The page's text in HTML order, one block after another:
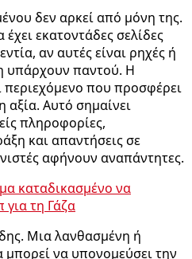
δεν αρκεί από μόνη της.
εκατοντάδες σελίδες
αν αυτές είναι ρηχές ή
υπάρχουν παντού. Η
περιεχόμενο που προσφέρει
αξία. Αυτό σημαίνει
πληροφορίες,
και απαντήσεις σε
αφήνουν αναπάντητες.
καταδικασμένο να
για τη Γάζα
Μια λανθασμένη ή
να υπονομεύσει την